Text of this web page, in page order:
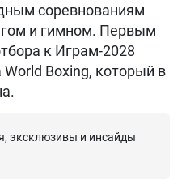
соревнованиям
и гимном. Первым
к Играм-2028
Boxing, который в
эксклюзивы и инсайды